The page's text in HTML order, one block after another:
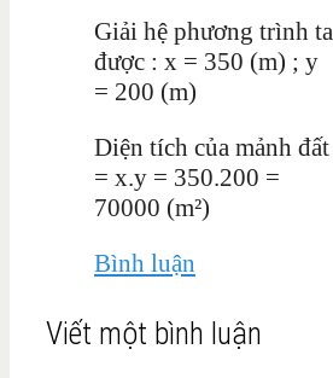
Giải hệ phương trình ta
được : x = 350 (m) ; y
= 200 (m)
Diện tích của mảnh đất
= x.y = 350.200 =
70000 (m²)
Bình luận
Viết một bình luận